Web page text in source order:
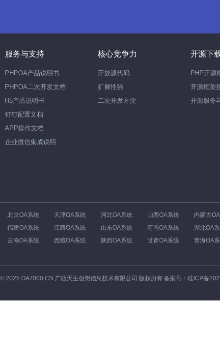
服务与支持
PHPOA产品说明书
PHPOA二次开发文档
H5产品说明书
钉钉配置文档
APP操作文档
企业微信集成说明
核心竞争力
开放源代码
扩展性强
二次开发方便
开源下
PHP开源
开源框架
开源服务
北京OA系统 天津OA系统 河北OA系统 山西OA系统
内蒙古
福建OA系统
江西OA系统 山东OA系统 河南OA系统
湖北OA
云南OA系统
西藏OA系统 陕西OA系统 甘肃OA系统 青海OA
© 2025 OA7000.CN 广西天生创想信息技术有限公司 版权所有 备案号： 桂ICP备